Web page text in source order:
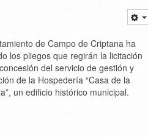
de Campo de Criptana ha
los pliegos que regirán la licitación
del servicio de gestión y
de la Hospedería “Casa de la
un edificio histórico municipal.